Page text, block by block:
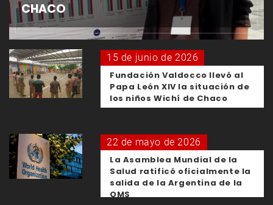
CHACO
15 de junio de 2026
Fundación Valdocco llevó al
Papa León XIV la situación de
los niños Wichí de Chaco
22 de mayo de 2026
La Asamblea Mundial de la
Salud ratificó oficialmente la
salida de la Argentina de la
OMS